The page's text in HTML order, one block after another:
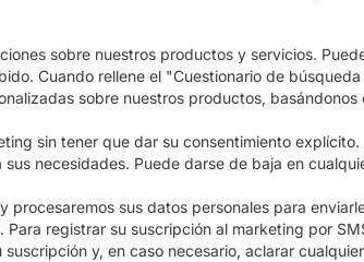
sobre nuestros productos y servicios.
Cuando rellene el "Cuestionario de
sobre nuestros productos,
sin tener que dar su consentimiento
necesidades. Puede darse de baja en
sus datos personales para
registrar su suscripción al marketing por
y, en caso necesario, aclarar